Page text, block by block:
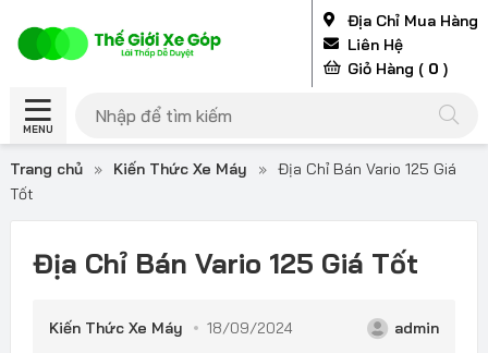
Địa Chỉ Mua Hàng
Liên Hệ
Giỏ Hàng ( 0 )
MENU
Trang chủ » Kiến Thức Xe Máy » Địa Chỉ Bán Vario 125 Giá
Tốt
Địa Chỉ Bán Vario 125 Giá Tốt
Kiến Thức Xe Máy 18/09/2024 admin